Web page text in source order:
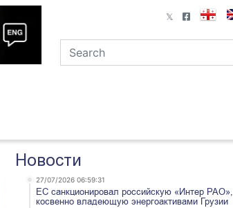
Новости
27/07/2026 06:59:31
ЕС санкционировал российскую «Интер РАО»,
косвенно владеющую энергоактивами Грузии